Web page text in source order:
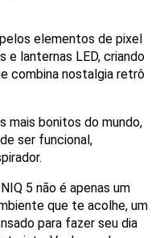
elementos de pixel
e lanternas LED, criando
combina nostalgia retrô
mais bonitos do mundo,
ser funcional,
5 não é apenas um
que te acolhe, um
para fazer seu dia